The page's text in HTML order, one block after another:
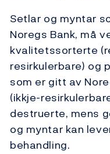
Setlar og myntar
Noregs Bank, må
kvalitetssorterte
resirkulerbare) og
som er gitt av
(ikkje-
destruerte, mens
og myntar kan
behandling.